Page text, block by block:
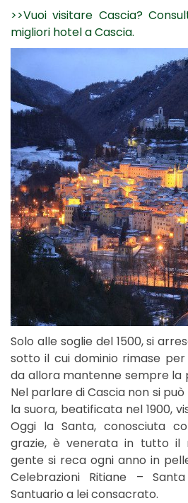
>>Vuoi visitare Cascia?
migliori hotel a Cascia.
Solo alle soglie del 1500, si
sotto il cui dominio rimase
da allora mantenne sempre la
Nel parlare di Cascia non si
la suora, beatificata nel 1900,
Oggi la Santa, conosciuta
grazie, è venerata in tutto il
gente si reca ogni anno in
Celebrazioni Ritiane –
Santuario a lei consacrato.